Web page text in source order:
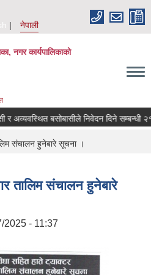
नेपाली
नगर कार्यपालिकाको
बसोबासीले निवेदन दिने सम्बन्धी २१
संचालन हुनेबारे सूचना ।
तालिम संचालन हुनेबारे
2025 - 11:37